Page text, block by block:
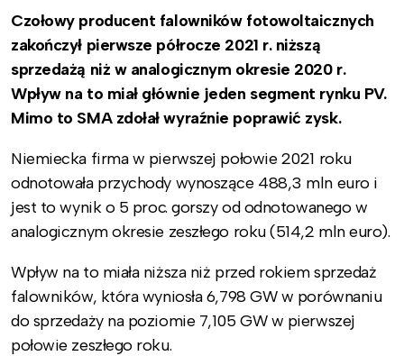
Czołowy producent falowników fotowoltaicznych
zakończył pierwsze półrocze 2021 r. niższą
sprzedażą niż w analogicznym okresie 2020 r.
Wpływ na to miał głównie jeden segment rynku PV.
Mimo to SMA zdołał wyraźnie poprawić zysk.
Niemiecka firma w pierwszej połowie 2021 roku
odnotowała przychody wynoszące 488,3 mln euro i
jest to wynik o 5 proc. gorszy od odnotowanego w
analogicznym okresie zeszłego roku (514,2 mln euro).
Wpływ na to miała niższa niż przed rokiem sprzedaż
falowników, która wyniosła 6,798 GW w porównaniu
do sprzedaży na poziomie 7,105 GW w pierwszej
połowie zeszłego roku.